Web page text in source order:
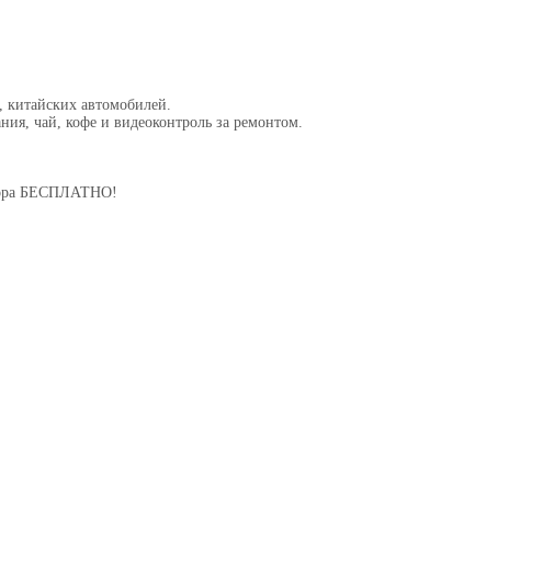
китайских автомобилей.
чай, кофе и видеоконтроль за ремонтом.
БЕСПЛАТНО!